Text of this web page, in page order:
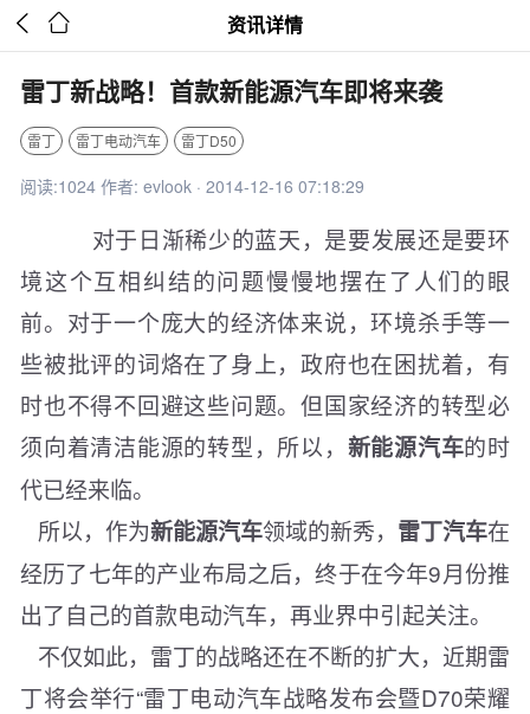
  资讯详情
雷丁新战略！首款新能源汽车即将来袭
雷丁 雷丁电动汽车 雷丁D50
阅读:1024 作者: evlook · 2014-12-16 07:18:29
对于日渐稀少的蓝天，是要发展还是要环
境这个互相纠结的问题慢慢地摆在了人们的眼
前。对于一个庞大的经济体来说，环境杀手等一
些被批评的词烙在了身上，政府也在困扰着，有
时也不得不回避这些问题。但国家经济的转型必
须向着清洁能源的转型，所以， 新能源汽车的时
代已经来临。
所以，作为新能源汽车领域的新秀， 雷丁汽车在
经历了七年的产业布局之后，终于在今年9月份推
出了自己的首款电动汽车，再业界中引起关注。
不仅如此，雷丁的战略还在不断的扩大，近期雷
丁将会举行“雷丁电动汽车战略发布会暨D70荣耀